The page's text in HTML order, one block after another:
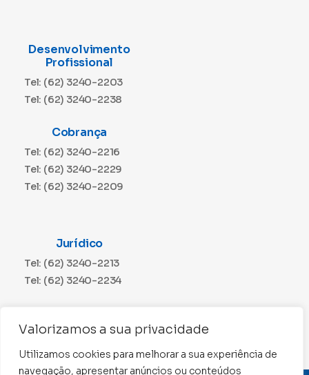
Valorizamos a sua privacidade
Utilizamos cookies para melhorar a sua experiência de
navegação, apresentar anúncios ou conteúdos
Desenvolvimento
Profissional
Tel: (62) 3240-2203
Tel: (62) 3240-2238
Cobrança
Tel: (62) 3240-2216
Tel: (62) 3240-2229
Tel: (62) 3240-2209
Jurídico
Tel: (62) 3240-2213
Tel: (62) 3240-2234
Tel: (62) 3240-2230